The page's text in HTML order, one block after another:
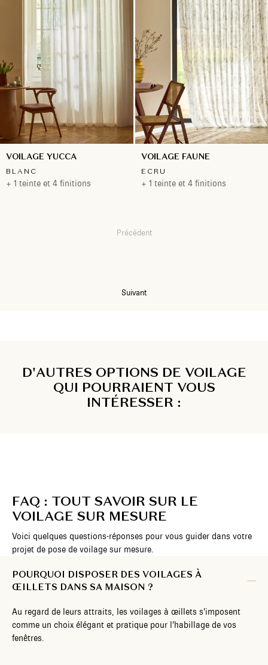
VOILAGE YUCCA
BLANC
+ 1 teinte et 4 finitions
VOILAGE FAUNE
ECRU
+ 1 teinte et 4 finitions
Précédent
Suivant
D'AUTRES OPTIONS DE VOILAGE
QUI POURRAIENT VOUS
INTÉRESSER :
FAQ : TOUT SAVOIR SUR LE
VOILAGE SUR MESURE
Voici quelques questions-réponses pour vous guider dans votre
projet de pose de voilage sur mesure.
POURQUOI DISPOSER DES VOILAGES À
ŒILLETS DANS SA MAISON ?
Au regard de leurs attraits, les voilages à œillets s’imposent
comme un choix élégant et pratique pour l’habillage de vos
fenêtres.